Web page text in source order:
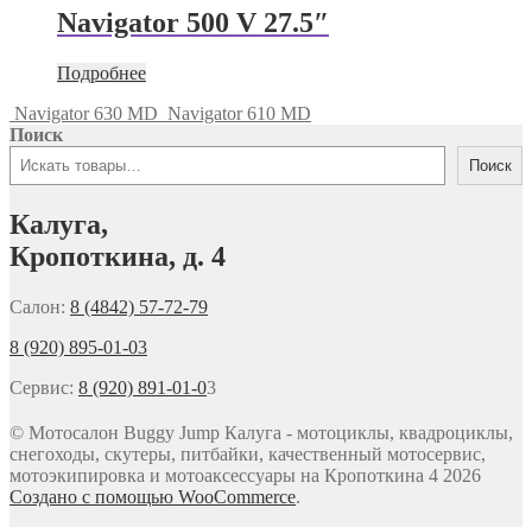
Navigator 500 V 27.5″
Подробнее
Navigator 630 MD Navigator 610 MD
Поиск
Поиск
Калуга,
Кропоткина, д. 4
Салон: 8 (4842) 57-72-79
8 (920) 895-01-03
Сервис: 8 (920) 891-01-03
© Мотосалон Buggy Jump Калуга - мотоциклы, квадроциклы,
снегоходы, скутеры, питбайки, качественный мотосервис,
мотоэкипировка и мотоаксессуары на Кропоткина 4 2026
Создано с помощью WooCommerce.